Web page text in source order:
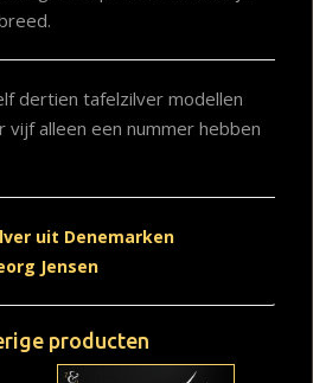
dertien tafelzilver modellen
alleen een nummer hebben
uit Denemarken
Jensen
producten